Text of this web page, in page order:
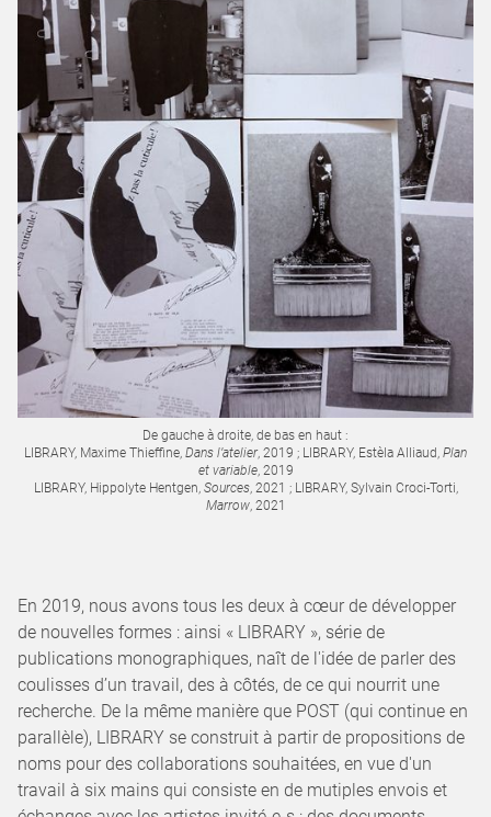
De gauche à droite, de bas en haut :
LIBRARY, Maxime Thieffine, Dans l’atelier, 2019 ; LIBRARY, Estèla Alliaud, Plan
et variable, 2019
LIBRARY, Hippolyte Hentgen, Sources, 2021 ; LIBRARY, Sylvain Croci-Torti,
Marrow, 2021
En 2019, nous avons tous les deux à cœur de développer
de nouvelles formes : ainsi « LIBRARY », série de
publications monographiques, naît de l'idée de parler des
coulisses d’un travail, des à côtés, de ce qui nourrit une
recherche. De la même manière que POST (qui continue en
parallèle), LIBRARY se construit à partir de propositions de
noms pour des collaborations souhaitées, en vue d'un
travail à six mains qui consiste en de mutiples envois et